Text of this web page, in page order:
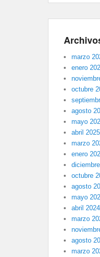
marzo
enero
octubre
agosto
mayo
abril 2025
marzo
enero
octubre
agosto
mayo
abril 2024
marzo
agosto
marzo